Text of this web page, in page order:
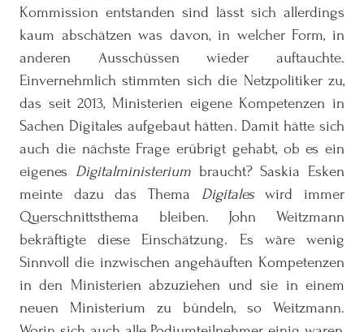
Kommission entstanden sind lässt sich allerdings
kaum abschätzen was davon, in welcher Form, in
anderen Ausschüssen wieder auftauchte.
Einvernehmlich stimmten sich die Netzpolitiker zu,
das seit 2013, Ministerien eigene Kompetenzen in
Sachen Digitales aufgebaut hätten. Damit hätte sich
auch die nächste Frage erübrigt gehabt, ob es ein
eigenes Digitalministeriumbraucht? Saskia Esken
meinte dazu das Thema Digitaleswird immer
Querschnittsthema bleiben. John Weitzmann
bekräftigte diese Einschätzung. Es wäre wenig
Sinnvoll die inzwischen angehäuften Kompetenzen
in den Ministerien abzuziehen und sie in einem
neuen Ministerium zu bündeln, so Weitzmann.